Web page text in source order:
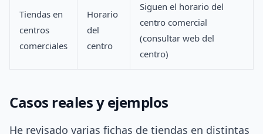
Tiendas en
centros
comerciales
Horario
del
centro
Siguen el horario del
centro comercial
(consultar web del
centro)
Casos reales y ejemplos
He revisado varias fichas de tiendas en distintas